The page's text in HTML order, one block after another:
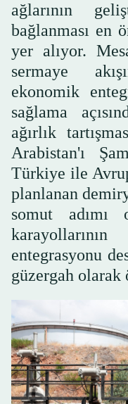
ağlarının
bağlanması en
yer alıyor.
sermaye
ekonomik
sağlama
ağırlık
Arabistan'ı
Türkiye ile
planlanan
somut adımı
entegrasyonu
güzergah olarak